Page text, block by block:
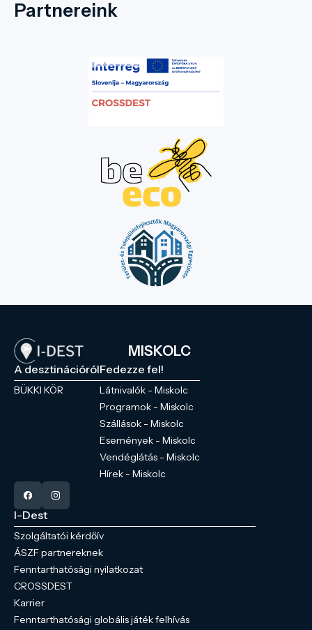
Partnereink
MISKOLC
A desztinációról
BÜKKI KÖR
Fedezze fel!
Látnivalók - Miskolc
Programok - Miskolc
Szállások - Miskolc
Események - Miskolc
Vendéglátás - Miskolc
Hírek - Miskolc
I-Dest
Szolgáltatói kérdőív
ÁSZF partnereknek
Fenntarthatósági nyilatkozat
CROSSDEST
Karrier
Fenntarthatósági globális játék felhívás